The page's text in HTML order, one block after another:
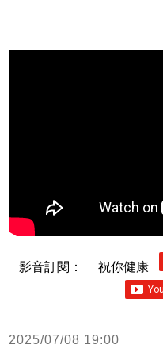
影音訂閱： 祝你健康
2025/07/08 19:00